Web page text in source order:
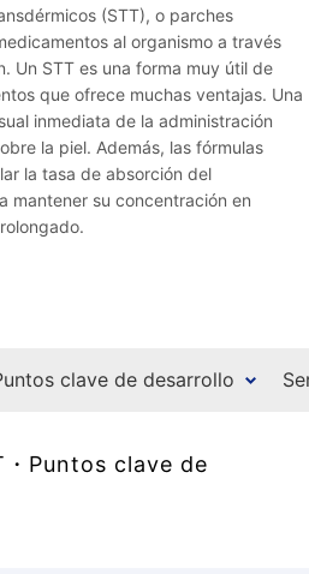
(STT), o parches
al organismo a través
Un STT es una forma muy útil de
que ofrece muchas ventajas. Una
inmediata de la administración
la piel. Además, las fórmulas
la tasa de absorción del
mantener su concentración en
clave de desarrollo
Puntos clave de